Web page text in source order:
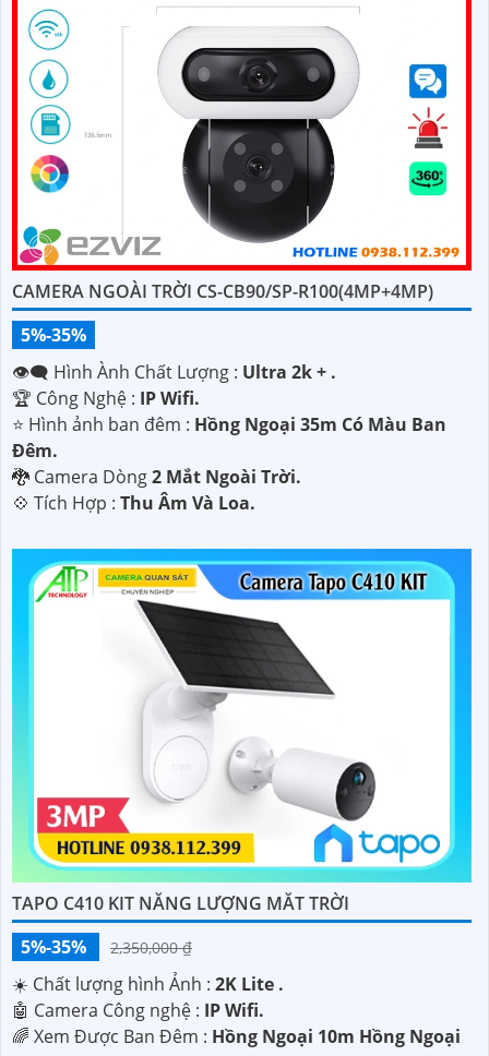
CAMERA NGOÀI TRỜI CS-CB90/SP-R100(4MP+4MP)
5%-35%
👁️‍🗨 Hình Ành Chất Lượng : Ultra 2k + .
🏆 Công Nghệ : IP Wifi.
⭐ Hình ảnh ban đêm : Hồng Ngoại 35m Có Màu Ban
Ðêm.
🐉️ Camera Dòng2 Mắt Ngoài Trời.
️💠 Tích Hợp : Thu Âm Và Loa.
TAPO C410 KIT NĂNG LƯỢNG MĂT TRỜI
5%-35%
2,350,000 ₫
☀️ Chất lượng hình Ảnh : 2K Lite .
🤖️ Camera Công nghệ : IP Wifi.
🌈 Xem Được Ban Đêm : Hồng Ngoại 10m Hồng Ngoại